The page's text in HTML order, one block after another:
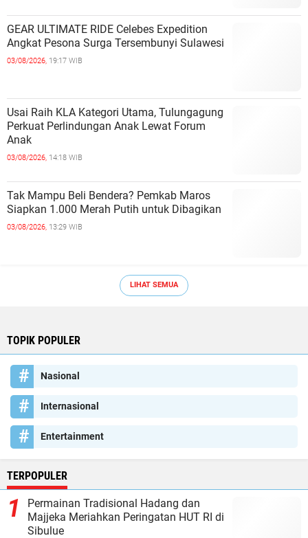
GEAR ULTIMATE RIDE Celebes Expedition
Angkat Pesona Surga Tersembunyi Sulawesi
03/08/2026, 19:17 WIB
Usai Raih KLA Kategori Utama, Tulungagung
Perkuat Perlindungan Anak Lewat Forum
Anak
03/08/2026, 14:18 WIB
Tak Mampu Beli Bendera? Pemkab Maros
Siapkan 1.000 Merah Putih untuk Dibagikan
03/08/2026, 13:29 WIB
LIHAT SEMUA
TOPIK POPULER
Nasional
Internasional
Entertainment
TERPOPULER
Permainan Tradisional Hadang dan
Majjeka Meriahkan Peringatan HUT RI di
Sibulue